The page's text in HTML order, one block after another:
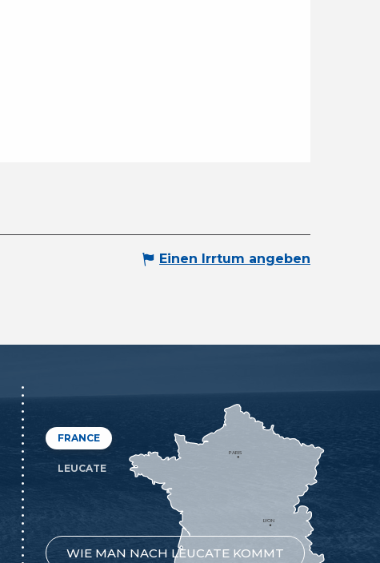
Einen Irrtum angeben
FRANCE
LEUCATE
WIE MAN NACH LEUCATE KOMMT
LYON
PARIS